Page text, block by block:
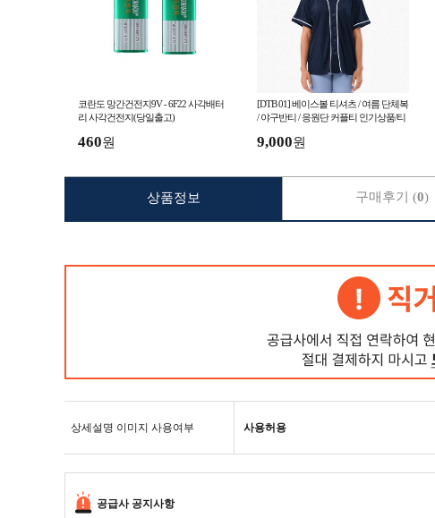
코란도 망간건전지9V - 6F22 사각배터
리 사각건전지(당일출고)
460원
[DTB 01] 베이스볼 티셔츠 / 여름 단체복
/ 야구반티 / 응원단 커플티 인기상품/티
9,000원
상세설명 이미지 사용여부 사용허용
공급사 공지사항
상품정보 구매후기 (0)